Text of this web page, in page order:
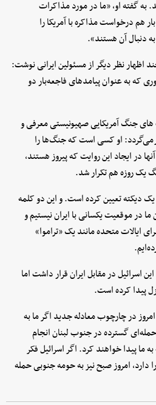
به گفته او، «ما در مورد مذاکرات
هم درخواست مذاکره با آمریکا را
دنبال آن هستند».
اظهار نظر دیگر از مسئولین ایرانی نوشت:
که به عنوان پیامدهای فاجعه‌بار دو
جنگ آمریکایی صهیونیستی معرفی و
او کسی است که جنگ‌ها را
در ایجاد این روایت که پیروز هستند،
یک روزه هم تکرار شد.
یک دیکته تعیین کرده است. و این دو کلمه
در موقعیت یکسانی با ایران نیستیم و
ایالات متحده مانند یک «تراموا»
اسرائیل در مقابل ایران قرار داشت اما
پیدا کرده است.
امروز در چارچوب معادله جدید اگر ما به
گسترده در جنوب لبنان انجام
ما پیدا خواهند کرد. اگر اسرائیل فکر
دارد، امروز صبح نیز به حومه جنوبی حمله